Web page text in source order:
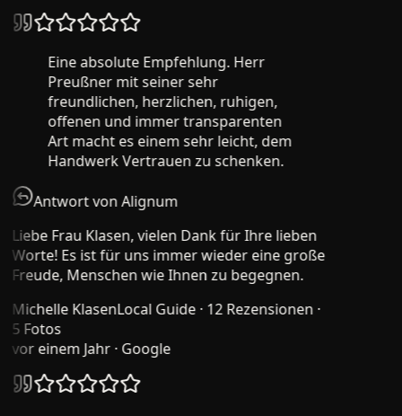
Eine absolute Empfehlung. Herr
Preußner mit seiner sehr
freundlichen, herzlichen, ruhigen,
offenen und immer transparenten
Art macht es einem sehr leicht, dem
Handwerk Vertrauen zu schenken.
Antwort von Alignum
Liebe Frau Klasen, vielen Dank für Ihre lieben
Worte! Es ist für uns immer wieder eine große
Freude, Menschen wie Ihnen zu begegnen.
Michelle KlasenLocal Guide · 12 Rezensionen ·
5 Fotos
vor einem Jahr· Google